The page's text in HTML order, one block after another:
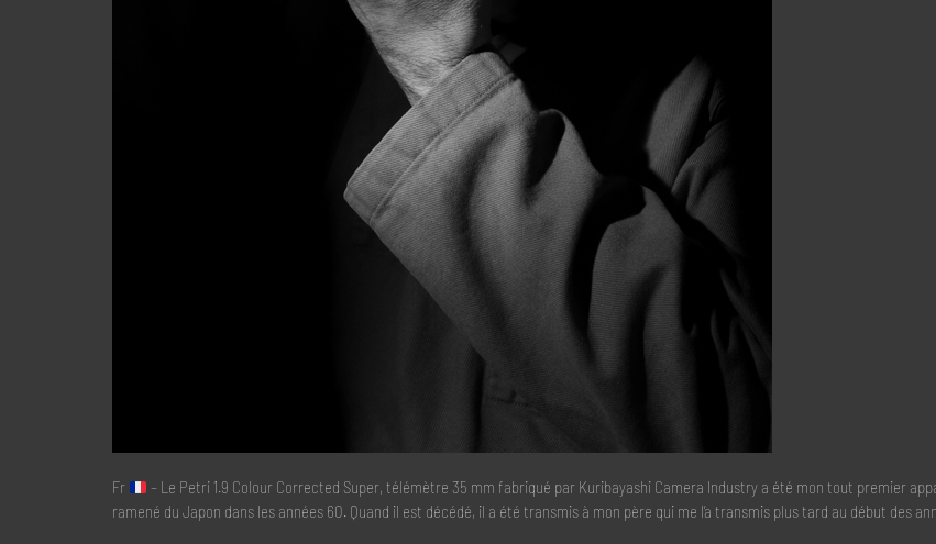
Fr
– Le Petri 1.9 Colour Corrected Super, télémètre 35 mm fabriqué par Kuribayashi Camera Industry a été mon tout premier
ramené du Japon dans les années 60. Quand il est décédé, il a été transmis à mon père qui me l’a transmis plus tard au début des